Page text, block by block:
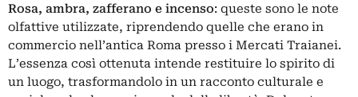
Rosa, ambra, zafferano e incenso: queste sono le note
olfattive utilizzate, riprendendo quelle che erano in
commercio nell’antica Roma presso i Mercati Traianei.
L’essenza così ottenuta intende restituire lo spirito di
un luogo, trasformandolo in un racconto culturale e